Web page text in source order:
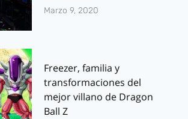
Marzo 9, 2020
Freezer, familia y
transformaciones del
mejor villano de Dragon
Ball Z